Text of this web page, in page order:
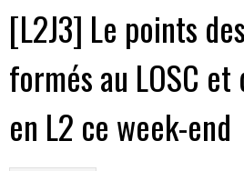
[L2J3] Le points
formés au LOSC
en L2 ce week-end